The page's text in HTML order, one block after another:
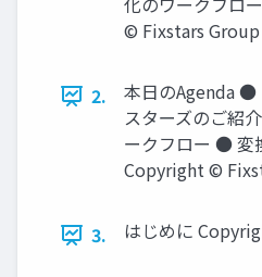
© Fixstars Group
2.
本日のAgenda
スターズのご紹
ークフロー ● 変
Copyright ©
3. はじめに